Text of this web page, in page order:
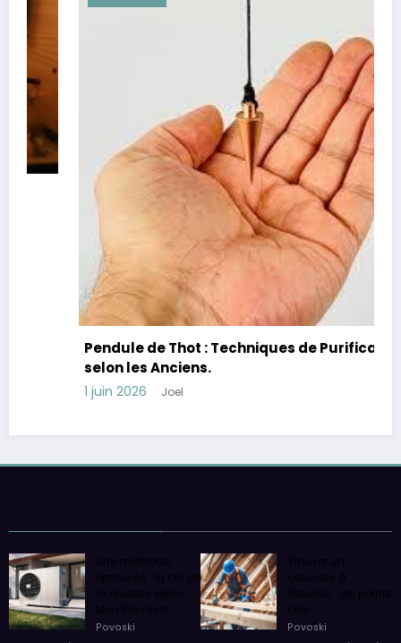
Pendule de Thot : Techniques de Purification
selon les Anciens.
1 juin 2026 Joel
Une méthode
éprouvée : la clé de
la réussite selon
Mon Plombier
Povoski
Trouver un
couvreur à
Rouillac : les points
clés
Povoski